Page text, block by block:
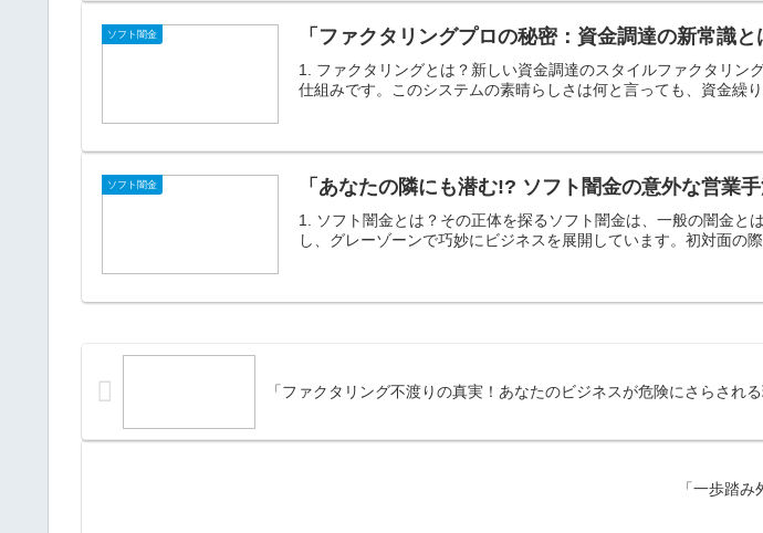
ソフト闇金 「ファクタリングプロの秘密：資金調達の新常識と
1. ファクタリングとは？新しい資金調達のスタイルファクタリン
仕組みです。このシステムの素晴らしさは何と言っても、資金繰
ソフト闇金 「あなたの隣にも潜む!? ソフト闇金の意外な営業手
1. ソフト闇金とは？その正体を探るソフト闇金は、一般の闇金と
し、グレーゾーンで巧妙にビジネスを展開しています。初対面の
「ファクタリング不渡りの真実！あなたのビジネスが危険にさらされる
「一歩踏